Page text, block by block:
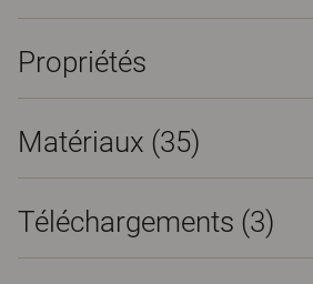
Propriétés
Matériaux (35)
Téléchargements (3)